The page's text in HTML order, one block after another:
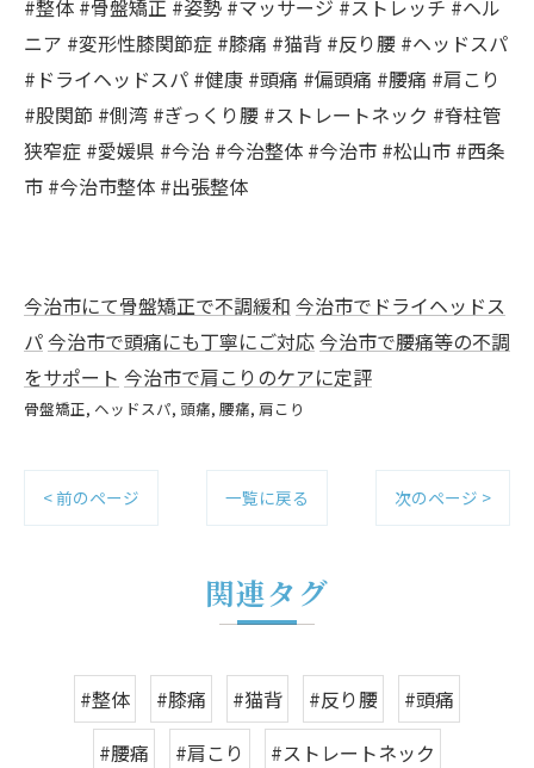
#整体 #骨盤矯正 #姿勢 #マッサージ #ストレッチ #ヘル
ニア #変形性膝関節症 #膝痛 #猫背 #反り腰 #ヘッドスパ
#ドライヘッドスパ #健康 #頭痛 #偏頭痛 #腰痛 #肩こり
#股関節 #側湾 #ぎっくり腰 #ストレートネック #脊柱管
狭窄症 #愛媛県 #今治 #今治整体 #今治市 #松山市 #西条
市 #今治市整体 #出張整体
今治市にて骨盤矯正で不調緩和 今治市でドライヘッドス
パ今治市で頭痛にも丁寧にご対応今治市で腰痛等の不調
をサポート 今治市で肩こりのケアに定評
骨盤矯正 ヘッドスパ 頭痛 腰痛 肩こり
< 前のページ 一覧に戻る 次のページ >
関連タグ
#整体 #膝痛 #猫背 #反り腰
#頭痛
#腰痛
#肩こり
#ストレートネック